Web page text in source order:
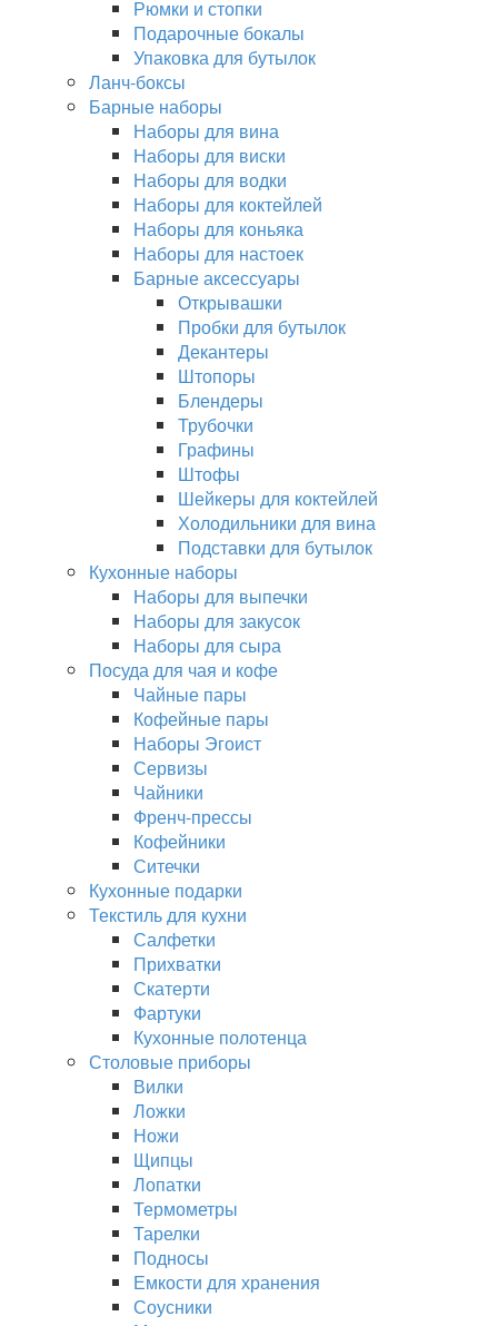
Рюмки и стопки
Подарочные бокалы
Упаковка для бутылок
Ланч-боксы
Барные наборы
Наборы для вина
Наборы для виски
Наборы для водки
Наборы для коктейлей
Наборы для коньяка
Наборы для настоек
Барные аксессуары
Открывашки
Пробки для бутылок
Декантеры
Штопоры
Блендеры
Трубочки
Графины
Штофы
Шейкеры для коктейлей
Холодильники для вина
Подставки для бутылок
Кухонные наборы
Наборы для выпечки
Наборы для закусок
Наборы для сыра
Посуда для чая и кофе
Чайные пары
Кофейные пары
Наборы Эгоист
Сервизы
Чайники
Френч-прессы
Кофейники
Ситечки
Кухонные подарки
Текстиль для кухни
Салфетки
Прихватки
Скатерти
Фартуки
Кухонные полотенца
Столовые приборы
Вилки
Ложки
Ножи
Щипцы
Лопатки
Термометры
Тарелки
Подносы
Емкости для хранения
Соусники